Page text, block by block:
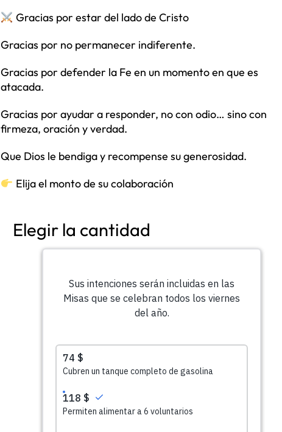
Gracias por estar del lado de Cristo
Gracias por no permanecer indiferente.
Gracias por defender la Fe en un momento en que es
atacada.
Gracias por ayudar a responder, no con odio… sino con
firmeza, oración y verdad.
Que Dios le bendiga y recompense su generosidad.
Elija el monto de su colaboración
Elegir la cantidad